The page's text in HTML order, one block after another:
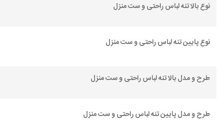
نوع بالا تنه لباس راحتی و ست منزل
نوع پایین تنه لباس راحتی و ست منزل
طرح و مدل بالا تنه لباس راحتی و ست منزل
طرح و مدل پایین تنه لباس راحتی و ست منزل